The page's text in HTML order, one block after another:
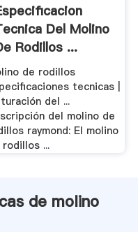
Del Molino
Rodillos ...
de rodillos
tecnicas |
del ...
del molino de
raymond: El molino
rodillos ...
de molino